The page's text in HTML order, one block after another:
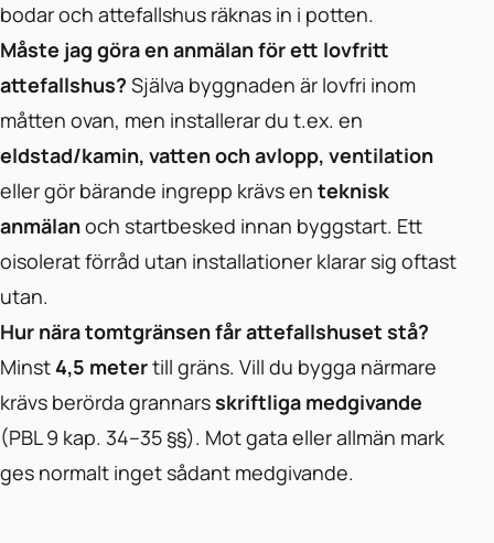
bodar och attefallshus räknas in i potten.
Måste jag göra en anmälan för ett lovfritt
attefallshus? Själva byggnaden är lovfri inom
måtten ovan, men installerar du t.ex. en
eldstad/kamin, vatten och avlopp, ventilation
eller gör bärande ingrepp krävs en teknisk
anmälanoch startbesked innan byggstart. Ett
oisolerat förråd utan installationer klarar sig oftast
utan.
Hur nära tomtgränsen får attefallshuset stå?
Minst 4,5 metertill gräns. Vill du bygga närmare
krävs berörda grannarsskriftliga medgivande
(PBL 9 kap. 34–35 §§). Mot gata eller allmän mark
ges normalt inget sådant medgivande.